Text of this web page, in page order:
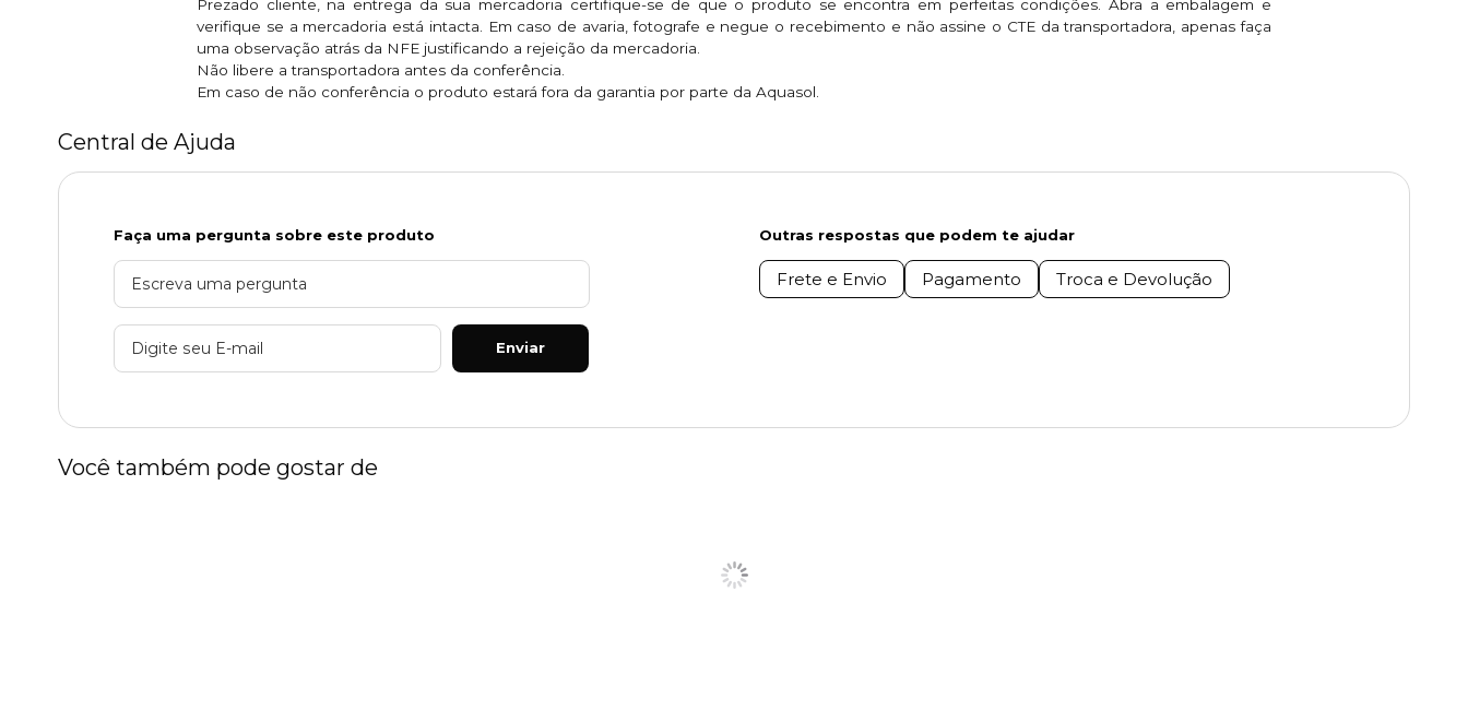
Prezado cliente, na entrega da sua mercadoria certifique-se de que o produto se encontra em perfeitas condições. Abra a embalagem e
verifique se a mercadoria está intacta. Em caso de avaria, fotografe e negue o recebimento e não assine o CTE da transportadora, apenas faça
uma observação atrás da NFE justificando a rejeição da mercadoria.
Não libere a transportadora antes da conferência.
Em caso de não conferência o produto estará fora da garantia por parte da Aquasol.
Central de Ajuda
Faça uma pergunta sobre este produto
Enviar
Outras respostas que podem te ajudar
Frete e Envio Pagamento Troca e Devolução
Você também pode gostar de